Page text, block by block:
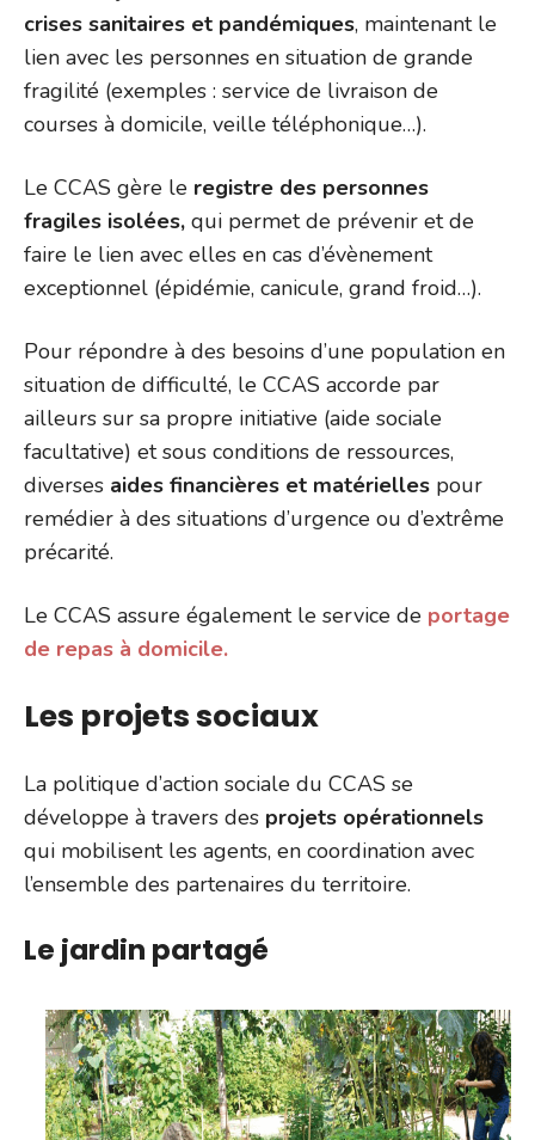
crises sanitaires et pandémiques, maintenant le
lien avec les personnes en situation de grande
fragilité (exemples : service de livraison de
courses à domicile, veille téléphonique…).
Le CCAS gère le registre des personnes
fragiles isolées, qui permet de prévenir et de
faire le lien avec elles en cas d’évènement
exceptionnel (épidémie, canicule, grand froid…).
Pour répondre à des besoins d’une population en
situation de difficulté, le CCAS accorde par
ailleurs sur sa propre initiative (aide sociale
facultative) et sous conditions de ressources,
diverses aides financières et matérielles pour
remédier à des situations d’urgence ou d’extrême
précarité.
Le CCAS assure également le service de portage
de repas à domicile.
Les projets sociaux
La politique d’action sociale du CCAS se
développe à travers des projets opérationnels
qui mobilisent les agents, en coordination avec
l’ensemble des partenaires du territoire.
Le jardin partagé